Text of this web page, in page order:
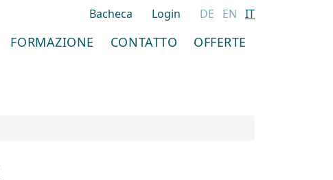
Bacheca Login DE EN IT
FORMAZIONE CONTATTO OFFERTE